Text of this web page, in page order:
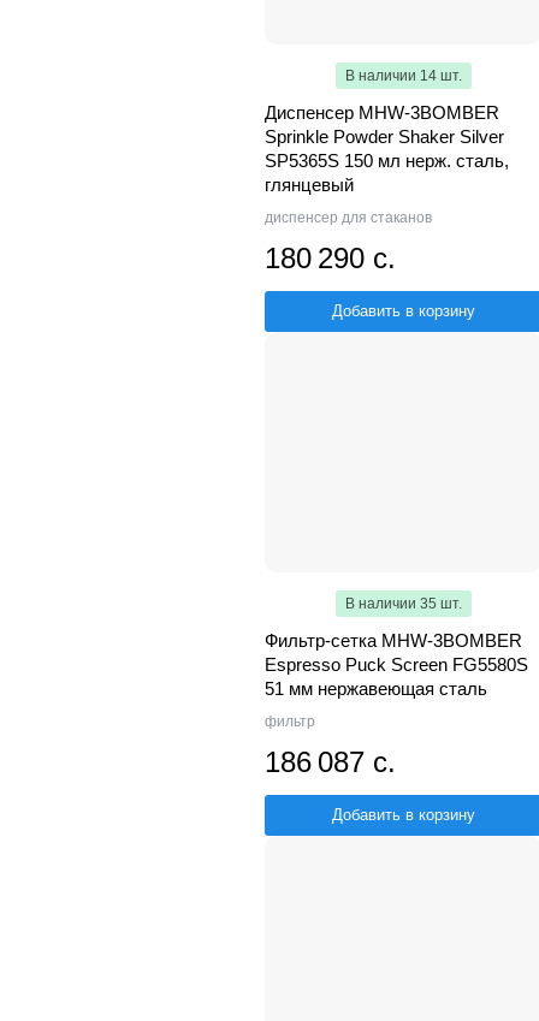
В наличии 14 шт.
Диспенсер MHW-3BOMBER
Sprinkle Powder Shaker Silver
SP5365S 150 мл нерж. сталь,
глянцевый
диспенсер для стаканов
180 290 с.
Добавить в корзину
В наличии 35 шт.
Фильтр-сетка MHW-3BOMBER
Espresso Puck Screen FG5580S
51 мм нержавеющая сталь
фильтр
186 087 с.
Добавить в корзину